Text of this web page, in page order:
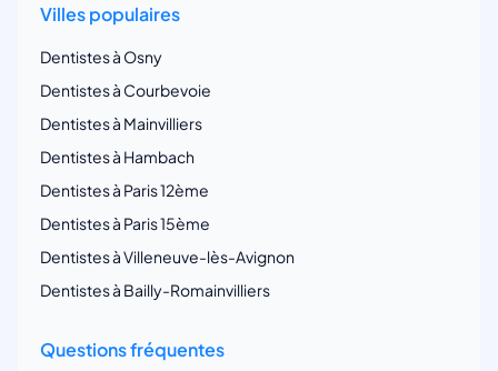
Villes populaires
Dentistes à Osny
Dentistes à Courbevoie
Dentistes à Mainvilliers
Dentistes à Hambach
Dentistes à Paris 12ème
Dentistes à Paris 15ème
Dentistes à Villeneuve-lès-Avignon
Dentistes à Bailly-Romainvilliers
Questions fréquentes